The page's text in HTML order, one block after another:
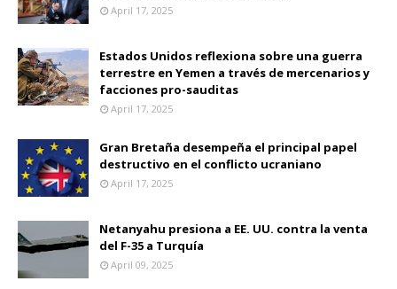
April 17, 2025
Estados Unidos reflexiona sobre una guerra
terrestre en Yemen a través de mercenarios y
facciones pro-sauditas
April 17, 2025
Gran Bretaña desempeña el principal papel
destructivo en el conflicto ucraniano
April 17, 2025
Netanyahu presiona a EE. UU. contra la venta
del F-35 a Turquía
April 09, 2025